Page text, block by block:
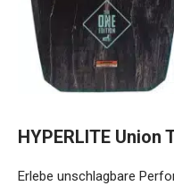
HYPERLITE Union
Erlebe unschlagbare